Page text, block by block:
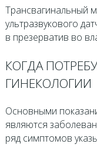
Трансвагинальный
ультразвукового
в презерватив во
КОГДА
ГИНЕКОЛОГИИ
Основными
являются
ряд симптомов